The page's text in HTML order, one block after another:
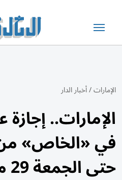
الإمارات/أخبار الدار
الإمارات..
حتى الجمعة 29 مايو